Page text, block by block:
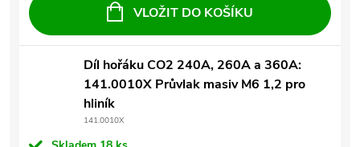
VLOŽIT DO KOŠÍKU
Díl hořáku CO2 240A, 260A a 360A:
141.0010X Průvlak masiv M6 1,2 pro
hliník
141.0010X